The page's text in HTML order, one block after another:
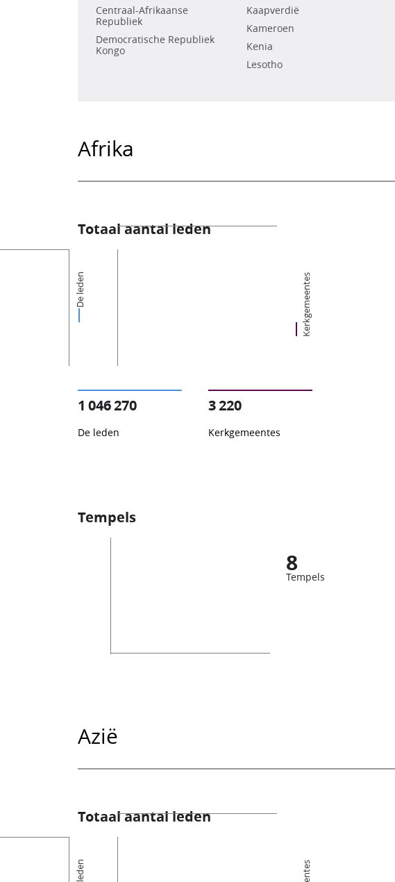
Centraal-Afrikaanse
Republiek
Democratische Republiek
Kongo
Kaapverdië
Kameroen
Kenia
Lesotho
Afrika
Totaal aantal leden
De leden Kerkgemeentes
1 046 270
De leden
3 220
Kerkgemeentes
Tempels
8
Tempels
Azië
Totaal aantal leden